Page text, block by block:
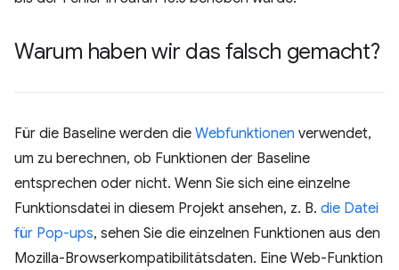
Warum haben wir das falsch gemacht?
Für die Baseline werden die Webfunktionen verwendet,
um zu berechnen, ob Funktionen der Baseline
entsprechen oder nicht. Wenn Sie sich eine einzelne
Funktionsdatei in diesem Projekt ansehen, z. B. die Datei
für Pop-ups, sehen Sie die einzelnen Funktionen aus den
Mozilla-Browserkompatibilitätsdaten. Eine Web-Funktion